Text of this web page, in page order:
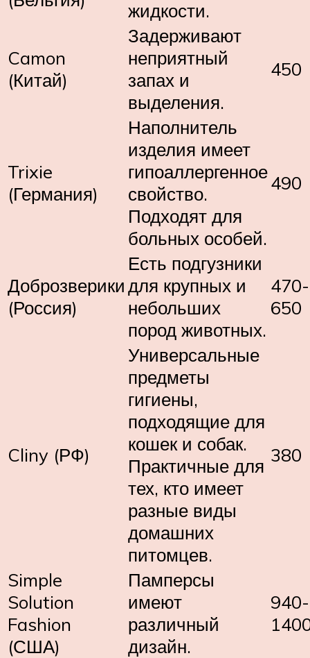
жидкости.
Camon
(Китай)
Задерживают
неприятный
запах и
выделения.
450
Trixie
(Германия)
Наполнитель
изделия имеет
гипоаллергенное
свойство.
Подходят для
больных особей.
490
Доброзверики
(Россия)
Есть подгузники
для крупных и
небольших
пород животных.
470-
650
Cliny (РФ)
Универсальные
предметы
гигиены,
подходящие для
кошек и собак.
Практичные для
тех, кто имеет
разные виды
домашних
питомцев.
380
Simple
Solution
Fashion
(США)
Памперсы
имеют
различный
дизайн.
940-